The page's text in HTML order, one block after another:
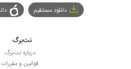
دانلود مستقیم
نت‌برگ
درباره نت‌برگ
قوانین و مقررات